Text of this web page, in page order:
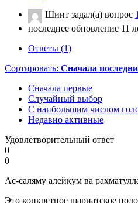
Шиит задал(а) вопрос
последнее обновление 11
Ответы (1)
Сортировать: Сначала
Сначала первые
Случайный выбор
С наибольшим числом
Недавно активные
Удовлетворительный ответ
0
0
Ас-саляму алейкум ва
Это конкретное шариатское